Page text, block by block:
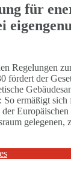
für
Regelungen
fördert der
So ermäßigt sich
gelegenen,